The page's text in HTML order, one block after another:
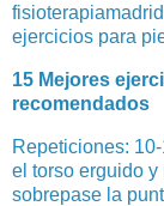
ejercicios para
15 Mejores
recomendados
Repeticiones:
el torso erguido
sobrepase la